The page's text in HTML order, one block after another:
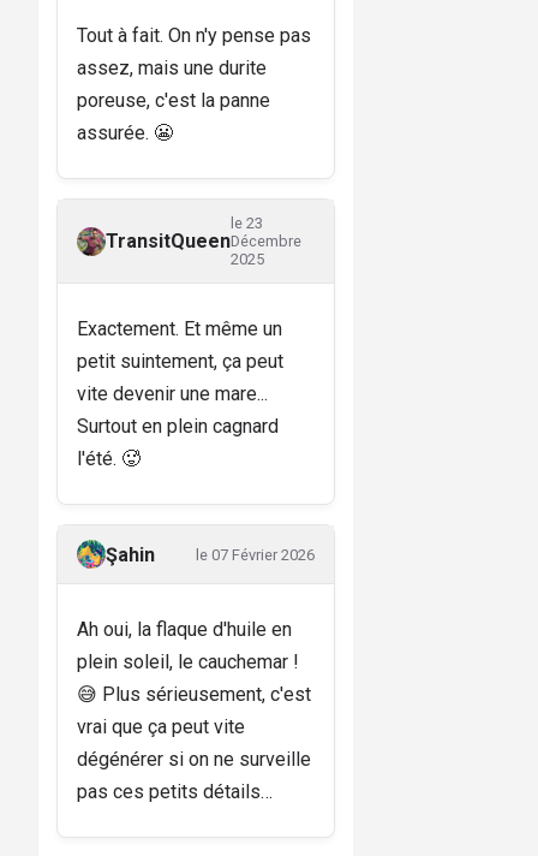
Tout à fait. On n'y pense pas
assez, mais une durite
poreuse, c'est la panne
assurée. 😬
TransitQueen
le 23
Décembre
2025
Exactement. Et même un
petit suintement, ça peut
vite devenir une mare...
Surtout en plein cagnard
l'été. 🥵
Şahin le 07 Février 2026
Ah oui, la flaque d'huile en
plein soleil, le cauchemar !
😅 Plus sérieusement, c'est
vrai que ça peut vite
dégénérer si on ne surveille
pas ces petits détails…